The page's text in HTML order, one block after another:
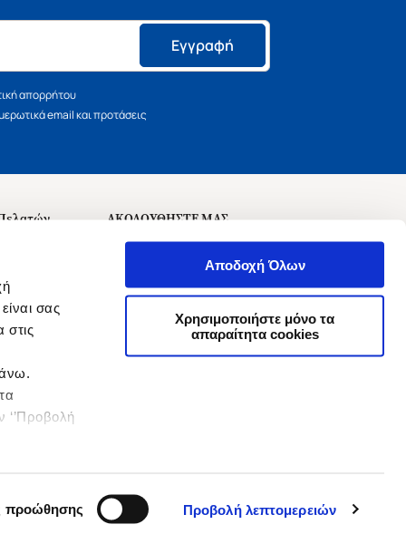
σας
στις
‘’Προβολή
προώθησης Προβολή λεπτομερειών
Αποδοχή Όλων
Χρησιμοποιήστε μόνο τα
απαραίτητα cookies
Εγγραφή
απορρήτου
email και προτάσεις
ΑΚΟΛΟΥΘΗΣΤΕ ΜΑΣ
Όροι Χρήσης&Πολιτική Απορρήτου